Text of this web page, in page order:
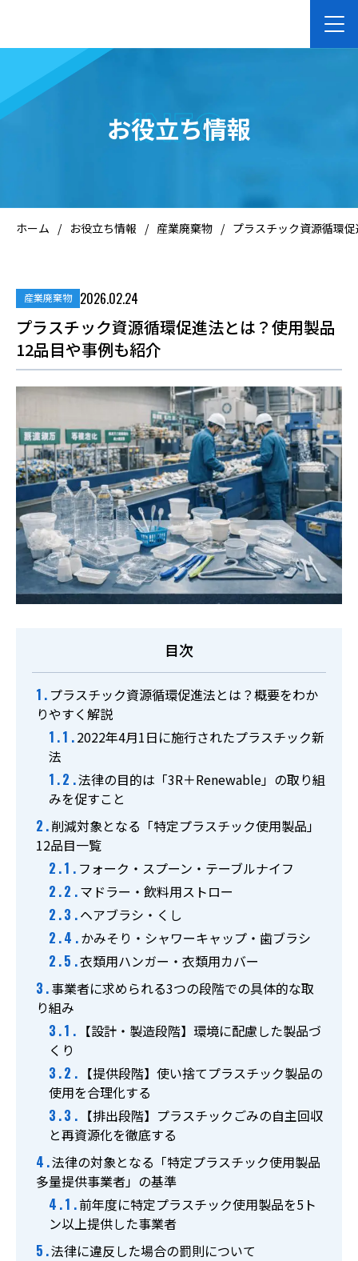
ホーム
企業向けサービス
お知らせ
お役立ち情報
よくあるご質問
料金表
ご利用の流れ
廃棄物のお持ち込み
0774-43-2380
【受付】9:00～17:00（月～土曜）
LINE簡単見積り
お問い合わせ
INFO
お役立ち情報
ホーム / お役立ち情報 / 産業廃棄物 / プラスチック資源循環
産業廃棄物 2026.02.24
プラスチック資源循環促進法とは？使用製品
12品目や事例も紹介
目次
プラスチック資源循環促進法とは？概要をわか
りやすく解説
2022年4月1日に施行されたプラスチック新
法
法律の目的は「3R＋Renewable」の取り組
みを促すこと
削減対象となる「特定プラスチック使用製品」
12品目一覧
フォーク・スプーン・テーブルナイフ
マドラー・飲料用ストロー
ヘアブラシ・くし
かみそり・シャワーキャップ・歯ブラシ
衣類用ハンガー・衣類用カバー
事業者に求められる3つの段階での具体的な取
り組み
【設計・製造段階】環境に配慮した製品づ
くり
【提供段階】使い捨てプラスチック製品の
使用を合理化する
【排出段階】プラスチックごみの自主回収
と再資源化を徹底する
法律の対象となる「特定プラスチック使用製品
多量提供事業者」の基準
前年度に特定プラスチック使用製品を5ト
ン以上提供した事業者
法律に違反した場合の罰則について